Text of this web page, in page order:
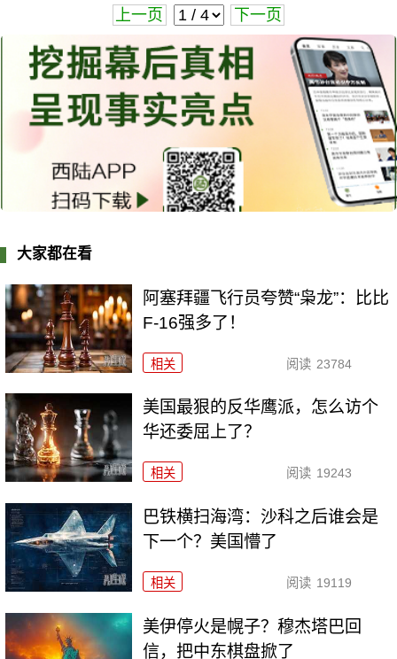
上一页 下一页
大家都在看
阿塞拜疆飞行员夸赞“枭龙”：比比
F-16强多了！
相关 阅读 23784
美国最狠的反华鹰派，怎么访个
华还委屈上了？
相关 阅读 19243
巴铁横扫海湾：沙科之后谁会是
下一个？美国懵了
相关 阅读 19119
美伊停火是幌子？穆杰塔巴回
信，把中东棋盘掀了